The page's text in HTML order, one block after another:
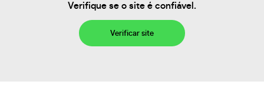
Verifique se o site é confiável.
Verificar site